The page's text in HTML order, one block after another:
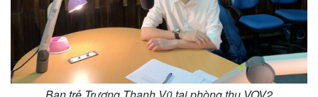
Pháp luật
Vụ án
Tin nóng
Tư vấn luật
Quân sự - Quốc phòng
Vũ khí
Việt Nam
Phân tích